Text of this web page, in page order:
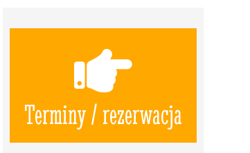
Terminy / rezerwacja